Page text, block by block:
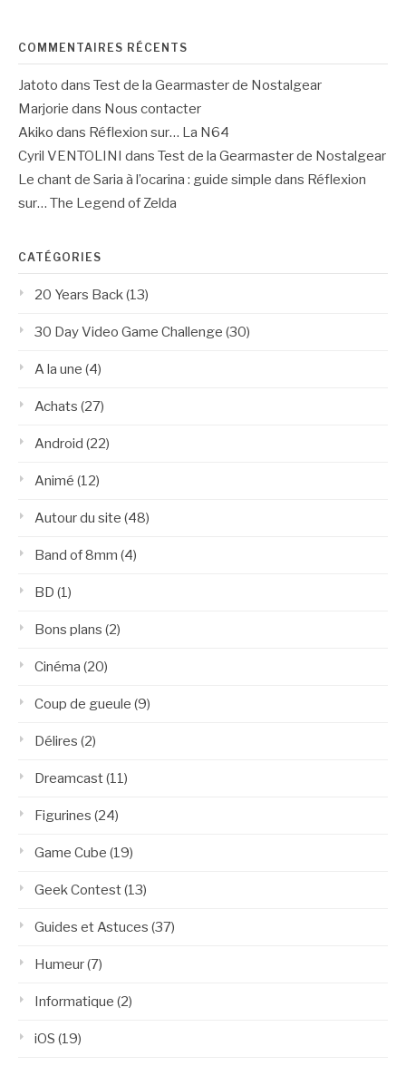
COMMENTAIRES RÉCENTS
Jatoto dans Test de la Gearmaster de Nostalgear
Marjorie dans Nous contacter
Akiko dans Réflexion sur… La N64
Cyril VENTOLINI dans Test de la Gearmaster de Nostalgear
Le chant de Saria à l’ocarina : guide simple dans Réflexion
sur… The Legend of Zelda
CATÉGORIES
20 Years Back(13)
30 Day Video Game Challenge (30)
A la une (4)
Achats (27)
Android (22)
Animé (12)
Autour du site (48)
Band of 8mm (4)
BD (1)
Bons plans (2)
Cinéma (20)
Coup de gueule (9)
Délires (2)
Dreamcast(11)
Figurines (24)
Game Cube (19)
Geek Contest(13)
Guides et Astuces (37)
Humeur(7)
Informatique (2)
iOS (19)